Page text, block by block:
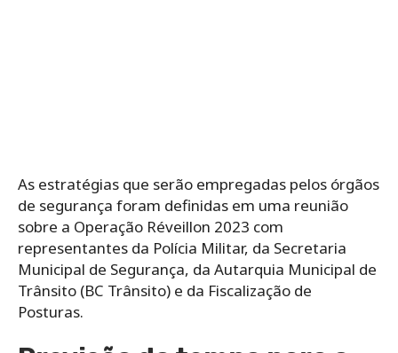
As estratégias que serão empregadas pelos órgãos
de segurança foram definidas em uma reunião
sobre a Operação Réveillon 2023 com
representantes da Polícia Militar, da Secretaria
Municipal de Segurança, da Autarquia Municipal de
Trânsito (BC Trânsito) e da Fiscalização de
Posturas.